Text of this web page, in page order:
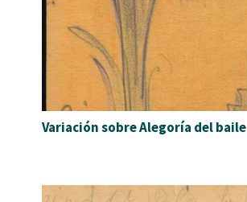
Variación sobre Alegoría del baile